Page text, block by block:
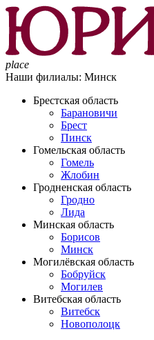
place
Наши филиалы: Минск
Брестская область
Барановичи
Брест
Пинск
Гомельская область
Гомель
Жлобин
Гродненская область
Гродно
Лида
Минская область
Борисов
Минск
Могилёвская область
Бобруйск
Могилев
Витебская область
Витебск
Новополоцк